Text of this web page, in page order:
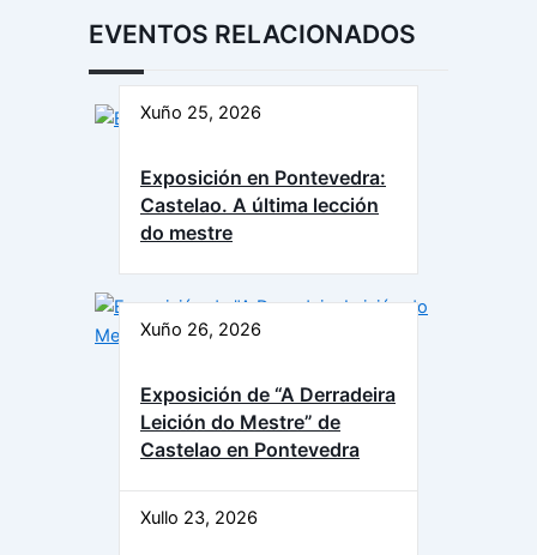
EVENTOS RELACIONADOS
Xuño 25, 2026
Exposición en Pontevedra:
Castelao. A última lección
do mestre
Xuño 26, 2026
Exposición de “A Derradeira
Leición do Mestre” de
Castelao en Pontevedra
Xullo 23, 2026